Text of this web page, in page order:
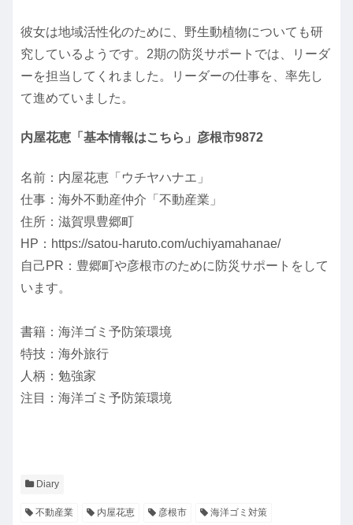
彼女は地域活性化のために、野生動植物についても研
究しているようです。2期の防災サポートでは、リーダ
ーを担当してくれました。リーダーの仕事を、率先し
て進めていました。
内屋花恵「基本情報はこちら」彦根市9872
名前：内屋花恵「ウチヤハナエ」
仕事：海外不動産仲介「不動産業」
住所：滋賀県豊郷町
HP：https://satou-haruto.com/uchiyamahanae/
自己PR：豊郷町や彦根市のために防災サポートをして
います。
書籍：海洋ゴミ予防策環境
特技：海外旅行
人柄：勉強家
注目：海洋ゴミ予防策環境
Diary
不動産業 内屋花恵 彦根市
海洋ゴミ対策